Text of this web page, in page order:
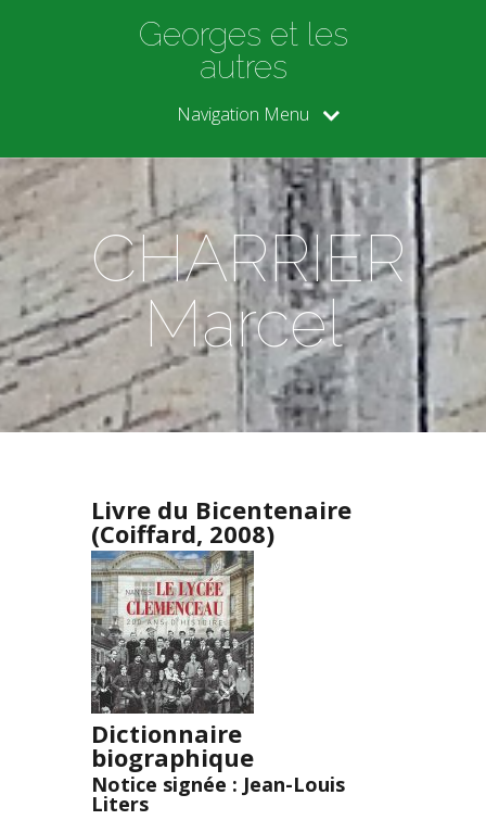
Georges et les
autres
Navigation Menu
CHARRIER
Marcel
Livre du Bicentenaire
(Coiffard, 2008)
Dictionnaire
biographique
Notice signée : Jean-Louis
Liters